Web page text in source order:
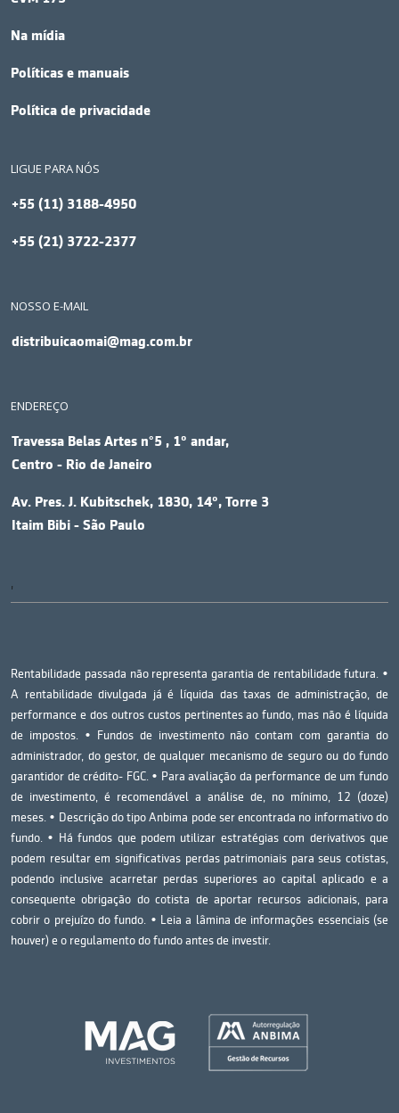
Na mídia
Políticas e manuais
Política de privacidade
LIGUE PARA NÓS
+55 (11) 3188-4950
+55 (21) 3722-2377
NOSSO E-MAIL
distribuicaomai@mag.com.br
ENDEREÇO
Travessa Belas Artes n°5 , 1º andar,
Centro - Rio de Janeiro
Av. Pres. J. Kubitschek, 1830, 14º, Torre 3
Itaim Bibi - São Paulo
'
Rentabilidade passada não representa garantia de rentabilidade futura. •
A rentabilidade divulgada já é líquida das taxas de administração, de
performance e dos outros custos pertinentes ao fundo, mas não é líquida
de impostos. • Fundos de investimento não contam com garantia do
administrador, do gestor, de qualquer mecanismo de seguro ou do fundo
garantidor de crédito- FGC. • Para avaliação da performance de um fundo
de investimento, é recomendável a análise de, no mínimo, 12 (doze)
meses. • Descrição do tipo Anbima pode ser encontrada no informativo do
fundo. • Há fundos que podem utilizar estratégias com derivativos que
podem resultar em significativas perdas patrimoniais para seus cotistas,
podendo inclusive acarretar perdas superiores ao capital aplicado e a
consequente obrigação do cotista de aportar recursos adicionais, para
cobrir o prejuízo do fundo. • Leia a lâmina de informações essenciais (se
houver) e o regulamento do fundo antes de investir.